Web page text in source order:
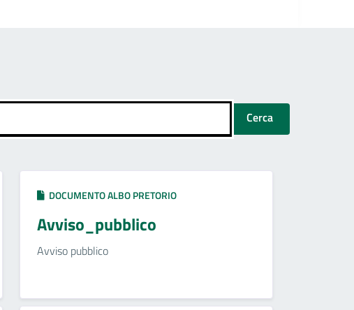
Cerca
DOCUMENTO ALBO PRETORIO
Avviso_pubblico
Avviso pubblico